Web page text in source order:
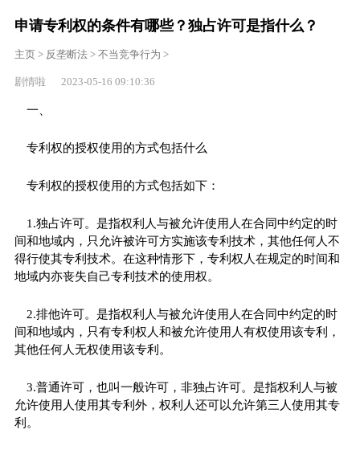
申请专利权的条件有哪些？独占许可是指什么？
主页> 反垄断法> 不当竞争行为 >
剧情啦 2023-05-16 09:10:36
一、
专利权的授权使用的方式包括什么
专利权的授权使用的方式包括如下：
1.独占许可。是指权利人与被允许使用人在合同中约定的时
间和地域内，只允许被许可方实施该专利技术，其他任何人不
得行使其专利技术。在这种情形下，专利权人在规定的时间和
地域内亦丧失自己专利技术的使用权。
2.排他许可。是指权利人与被允许使用人在合同中约定的时
间和地域内，只有专利权人和被允许使用人有权使用该专利，
其他任何人无权使用该专利。
3.普通许可，也叫一般许可，非独占许可。是指权利人与被
允许使用人使用其专利外，权利人还可以允许第三人使用其专
利。